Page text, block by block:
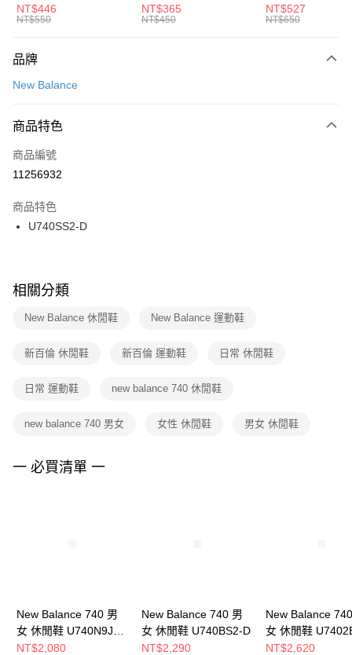
元大商業銀行
台灣樂天信用卡公司
AFTEE先享後付
【關於「AFTEE先享後付」】
便利好安心！
３．安心：先確認商品／服務後，再付款。
【「AFTEE先享後付」結帳流程】
１．於結帳方式選擇「AFTEE先享後付」後，將跳轉至「AFTEE先享後付」
２．訂單成立數日內，您將收到繳費通知簡訊。
３．收到繳費通知簡訊後14天內，點擊此簡訊中的連結，可透過四大超商／
ATM／網路銀行／等多元方式進行付款，方視為交易完成。
※ 交易是否成功請以「AFTEE先享後付 」之結帳頁面顯示為準，若有關於
是否繳費成功／繳費後需取消欲退款等相關疑問，請聯繫「AFTEE先享後付
客戶支援中心」 https://netprotections.freshdesk.com/support/home
１．透過由恩沛科技股份有限公司提供之「AFTEE先享後付」服務完成之交
權轉讓予恩沛科技股份有限公司。
３．未成年的使用者請事先徵得法定代理人或監護人之同意方可使用
４．使用「AFTEE先享後付」時，將依據個別帳號之用戶狀況，依本公司即
運送方式
每筆NT$100，滿NT$1,500(含以上)免運費
宅配
每筆NT$100，滿NT$1,500(含以上)免運費
付款後門市自取
每筆NT$100，滿NT$1,500(含以上)免運費
中統襪 FZ3393100
NT$446
NT$550
EMBRDY 男女 短統襪
FZ3073133
NT$365
NT$450
BA5871010
NT$527
NT$650
品牌
New Balance
商品特色
商品編號
11256932
商品特色
U740SS2-D
相關分類
New Balance 休閒鞋 New Balance 運動鞋
新百倫 休閒鞋 新百倫 運動鞋 日常 休閒鞋
日常 運動鞋 new balance 740 休閒鞋
new balance 740 男女 女性 休閒鞋 男女 休閒鞋
一 必買清單 一
New Balance 740 男
女 休閒鞋 U740N9J9-
D
NT$2,080
New Balance 740 男
女 休閒鞋 U740BS2-D
NT$2,290
New Balance
女 休閒鞋
NT$2,620